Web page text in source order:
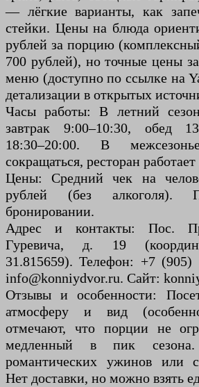
— лёгкие варианты, как
стейки. Цены на блюда
рублей за порцию
700 рублей), но точные цены
меню (доступно по ссылке на
детализации в открытых
Часы работы: В летний
завтрак 9:00–10:30, обед
18:30–20:00. В
сокращаться, ресторан
Цены: Средний чек на
рублей (без алкоголя).
бронировании.
Адрес и контакты: Пос.
Гуревича, д. 19
31.815659). Телефон: +7 (905)
info@konniydvor.ru. Сайт:
Отзывы и особенности:
атмосферу и вид
отмечают, что порции не
медленный в пик
романтических ужинов или
Нет доставки, но можно взять